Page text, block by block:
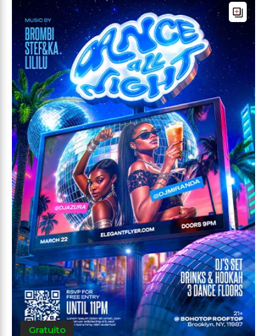
Gratuito